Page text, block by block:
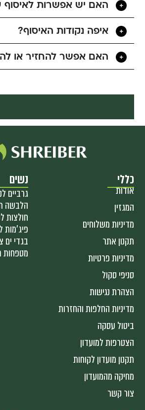
האם יש אפשרות לאיסוף
איפה נקודות האיסוף?
האם אפשר להחזיר או
כללי
אודות
המגזין
מדיניות משלוחים
תקנון אתר
מדיניות פרטיות
סניפי סקול
הצהרת נגישות
מדיניות החלפות והחזרות
ביטול עסקה
הצטרפות למועדון
תקנון מועדון לקוחות
מחיקה מהמועדון
צור קשר
נשים
גרביים
הלבשה
חולצות
פיג'מות
בגדי ים
מטפחות